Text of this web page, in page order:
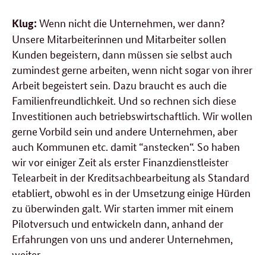
Klug: Wenn nicht die Unternehmen, wer dann?
Unsere Mitarbeiterinnen und Mitarbeiter sollen
Kunden begeistern, dann müssen sie selbst auch
zumindest gerne arbeiten, wenn nicht sogar von ihrer
Arbeit begeistert sein. Dazu braucht es auch die
Familienfreundlichkeit. Und so rechnen sich diese
Investitionen auch betriebswirtschaftlich. Wir wollen
gerne Vorbild sein und andere Unternehmen, aber
auch Kommunen etc. damit “anstecken“. So haben
wir vor einiger Zeit als erster Finanzdienstleister
Telearbeit in der Kreditsachbearbeitung als Standard
etabliert, obwohl es in der Umsetzung einige Hürden
zu überwinden galt. Wir starten immer mit einem
Pilotversuch und entwickeln dann, anhand der
Erfahrungen von uns und anderer Unternehmen,